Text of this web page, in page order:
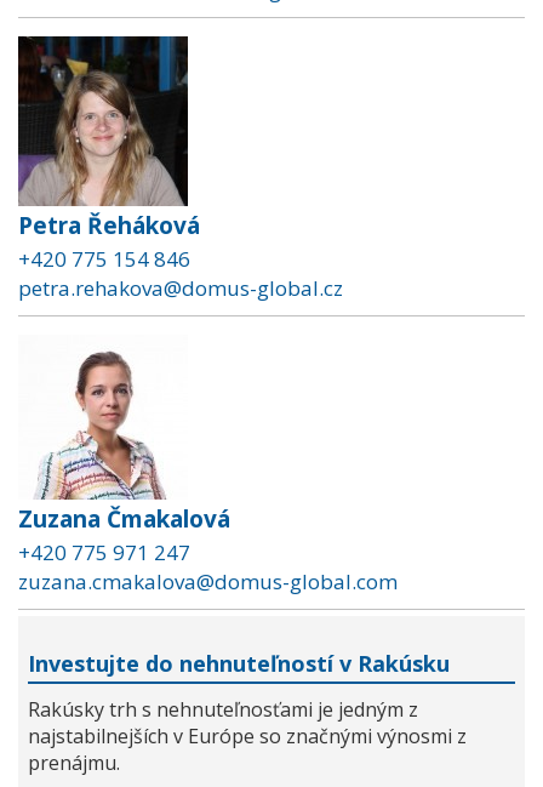
Petra Řeháková
+420 775 154 846
petra.rehakova@domus-global.cz
Zuzana Čmakalová
+420 775 971 247
zuzana.cmakalova@domus-global.com
Investujte do nehnuteľností v Rakúsku
Rakúsky trh s nehnuteľnosťami je jedným z
najstabilnejších v Európe so značnými výnosmi z
prenájmu.